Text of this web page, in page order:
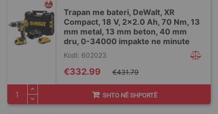
Trapan me bateri, DeWalt, XR
Compact, 18 V, 2x2.0 Ah, 70 Nm, 13
mm metal, 13 mm beton, 40 mm
dru, 0-34000 impakte ne minute
Kodi: 602023
Special
Price
€332.99 €431.79
SHTO NË SHPORTË